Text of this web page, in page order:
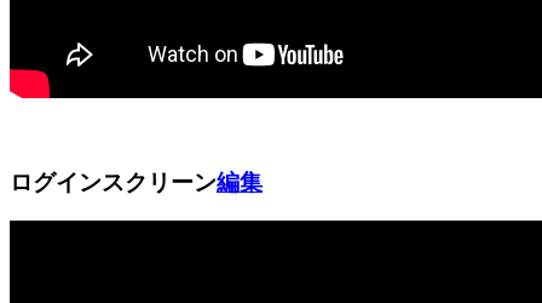
ログインスクリーン編集